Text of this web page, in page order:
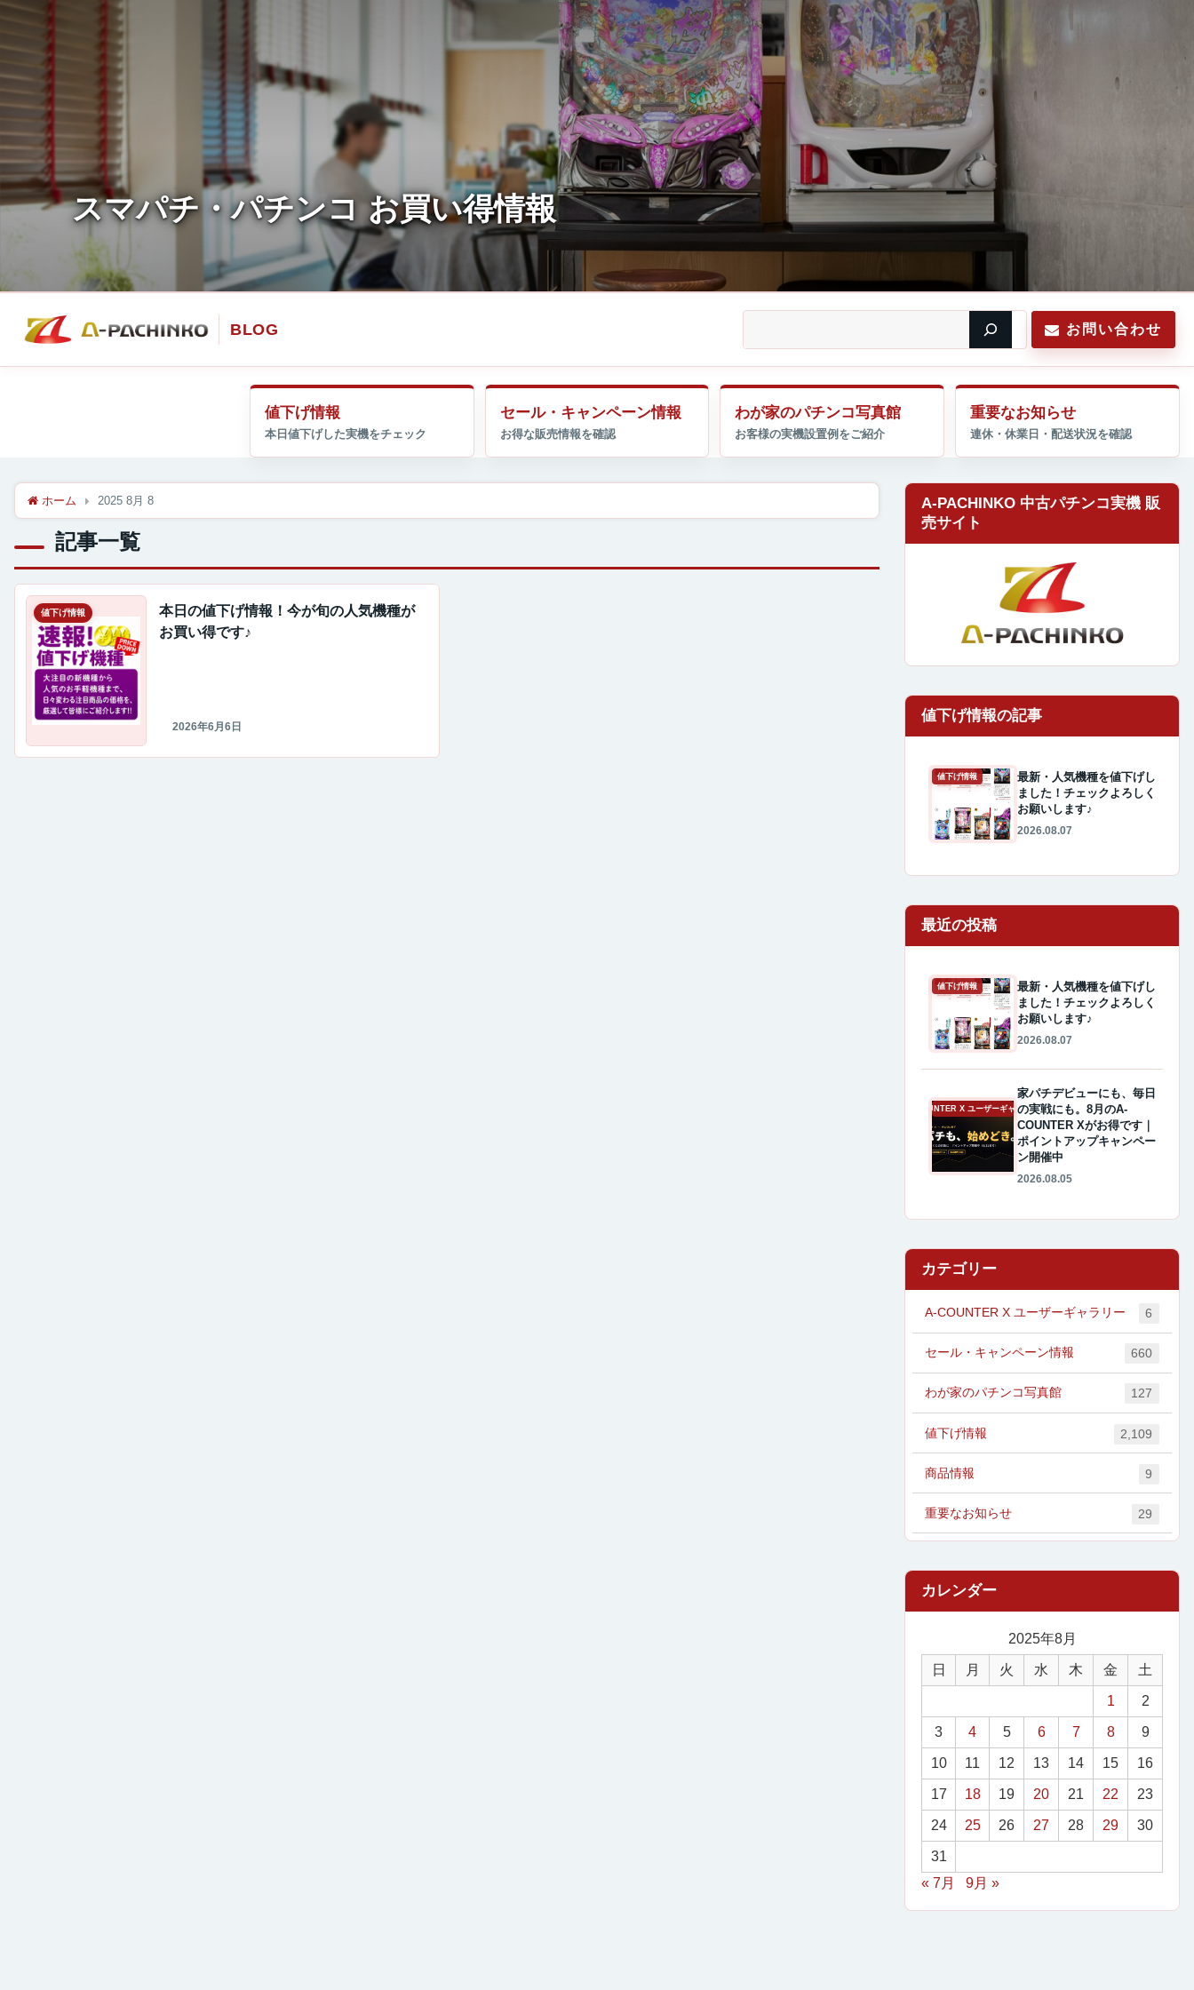
お問い合わせ
値下げ情報 セール・キャンペーン情報 わが家のパチンコ写真館 重要なお知らせ
ホーム 2025 8月 8
記事一覧
値下げ情報
本日の値下げ情報！今が旬の人気機種が
お買い得です♪
2026年6月6日
A-PACHINKO 中古パチンコ実機 販
売サイト
値下げ情報
最新・人気機種を値下げし
ました！チェックよろしく
お願いします♪
2026.08.07
最近の投稿
値下げ情報
最新・人気機種を値下げし
ました！チェックよろしく
お願いします♪
2026.08.07
A-COUNTER X ユーザーギャラリー
家パチデビューにも、毎日
の実戦にも。8月のA-
COUNTER Xがお得です｜
ポイントアップキャンペー
ン開催中
2026.08.05
カテゴリー
A-COUNTER X ユーザーギャラリー 6
セール・キャンペーン情報 660
わが家のパチンコ写真館 127
値下げ情報 2,109
商品情報 9
重要なお知らせ 29
2025年8月
日 月 火 水 木 金 土
1 2
3 4 5 6 7 8 9
10 11 12 13 14 15 16
17 18 19 20 21 22 23
24 25 26 27 28 29 30
31
« 7月
9月 »